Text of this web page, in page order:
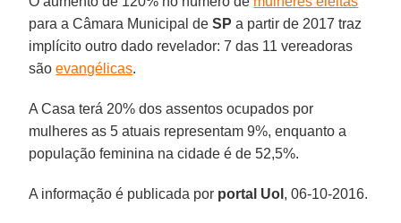
para a Câmara Municipal deSP a partir de 2017 traz
implícito outro dado revelador: 7 das 11 vereadoras
sãoevangélicas.
A Casa terá 20% dos assentos ocupados por
mulheres as 5 atuais representam 9%, enquanto a
população feminina na cidade é de 52,5%.
A informação é publicada por portal Uol , 06-10-2016.